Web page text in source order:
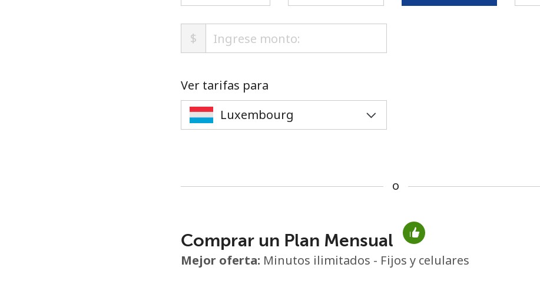
No se ha creado una contraseña
Mínimo 8 caracteres
$
Ver tarifas para
o
Comprar un Plan Mensual
Mejor oferta: Minutos ilimitados - Fijos y celulares